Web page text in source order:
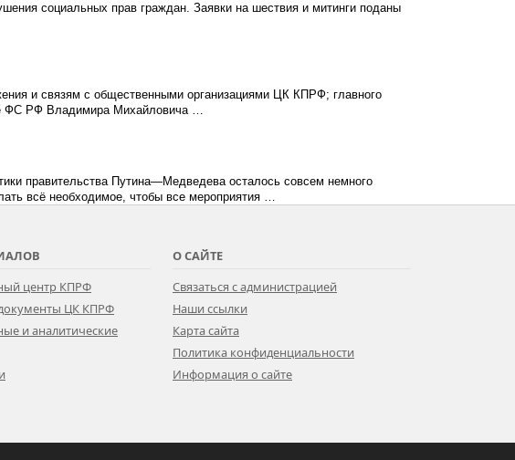
социальных прав граждан. Заявки на шествия и митинги поданы
и связям с общественными организациями ЦК КПРФ; главного
ФС РФ Владимира Михайловича …
правительства Путина—Медведева осталось совсем немного
всё необходимое, чтобы все мероприятия …
центр КПРФ
ЦК КПРФ
и аналитические
О САЙТЕ
Связаться с администрацией
Наши ссылки
Карта сайта
Политика конфиденциальности
Информация о сайте